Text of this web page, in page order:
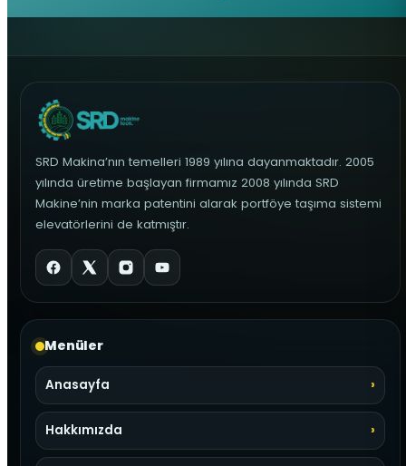
SRD Makina’nın temelleri 1989 yılına dayanmaktadır. 2005
yılında üretime başlayan firmamız 2008 yılında SRD
Makine’nin marka patentini alarak portföye taşıma sistemi
elevatörlerini de katmıştır.
Menüler
Anasayfa
Hakkımızda